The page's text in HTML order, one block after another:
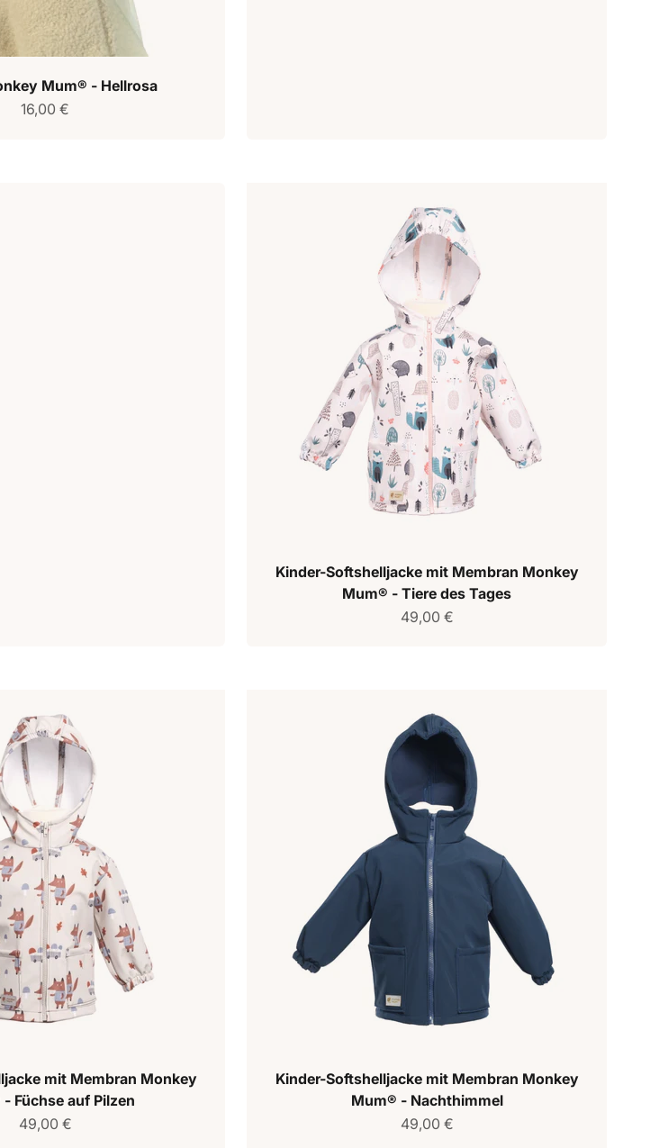
Mum® - Hellrosa
Verkaufspreis
16,00 €
Kinder-Softshelljacke mit Membran Monkey
Mum® - Tiere des Tages
Verkaufspreis
49,00 €
mit Membran Monkey
Füchse auf Pilzen
Verkaufspreis
49,00 €
Kinder-Softshelljacke mit Membran Monkey
Mum® - Nachthimmel
Verkaufspreis
49,00 €